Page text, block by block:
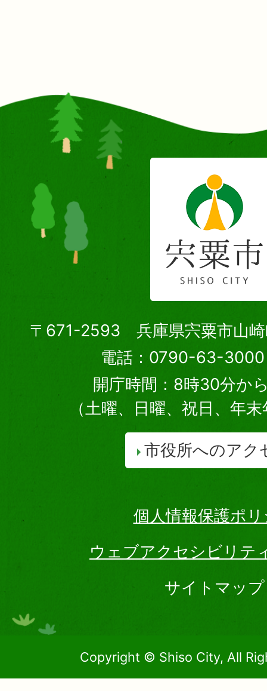
〒671-2593 兵庫県宍粟市山崎
電話：0790-63-3000
開庁時間：8時30分か
（土曜、日曜、祝日、年
市役所へのアク
個人情報保護ポ
ウェブアクセシビリテ
サイトマップ
Copyright © Shiso City, All